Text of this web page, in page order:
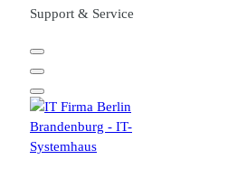
Support & Service